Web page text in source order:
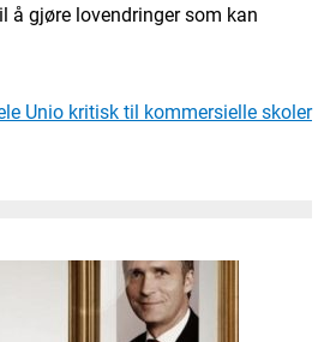
å gjøre lovendringer som kan
Unio kritisk til kommersielle skoler